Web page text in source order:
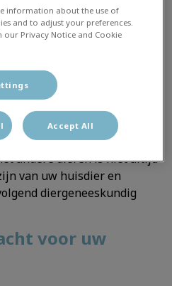
u ,naast consultaties, ook
dier en eigenaar
verminderen we de stress
gaat met het lange
andere dieren is niet altijd
van uw huisdier en
diergeneeskundig
voor uw
information about the use of
and to adjust your preferences.
Privacy Notice and Cookie
Accept All